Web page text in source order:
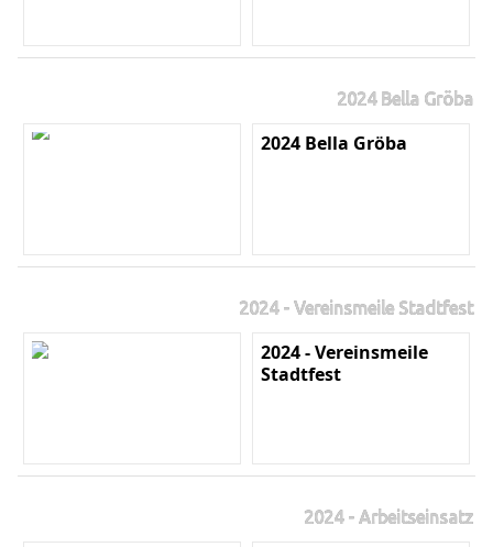
2024 Bella Gröba
2024 Bella Gröba
2024 - Vereinsmeile Stadtfest
2024 - Vereinsmeile
Stadtfest
2024 - Arbeitseinsatz